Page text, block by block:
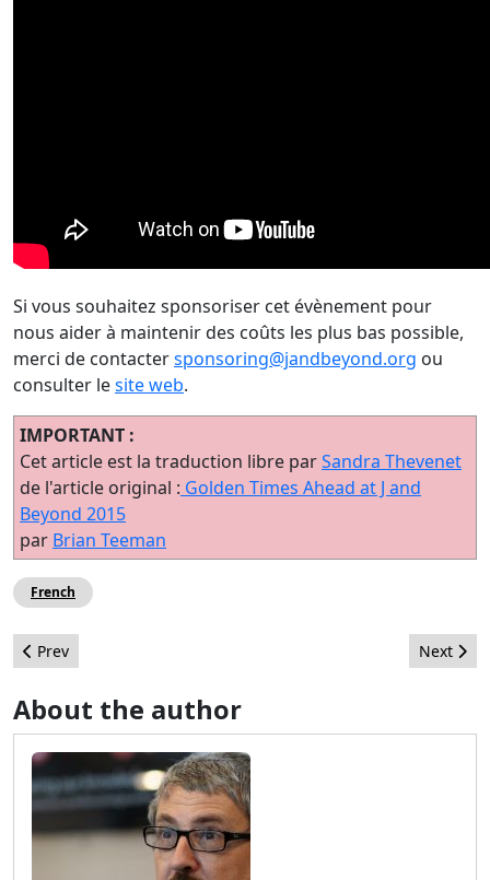
Si vous souhaitez sponsoriser cet évènement pour
nous aider à maintenir des coûts les plus bas possible,
merci de contactersponsoring@jandbeyond.org ou
consulter lesite web.
IMPORTANT :
Cet article est la traduction libre parSandra Thevenet
de l'article original : Golden Times Ahead at J and
Beyond 2015
par Brian Teeman
French
Previous article: The Method to our Marketing Madness
Prev Next
Next
About the author